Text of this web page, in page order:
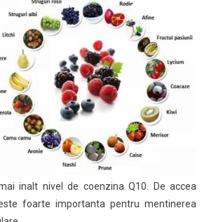
inalt nivel de coenzina Q10. De accea
foarte importanta pentru mentinerea